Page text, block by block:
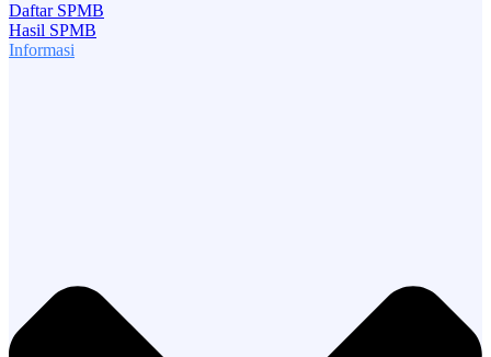
Daftar SPMB
Hasil SPMB
Informasi